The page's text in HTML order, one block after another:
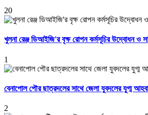
20
খুলনা রেঞ্জ ডিআইজি'র বৃক্ষ রোপন কর্মসূচির উদ্বোধন ও
1
বেনাপোল পৌর ছাত্রদলের সাথে জেলা যুবদলের যুগ্ম
2